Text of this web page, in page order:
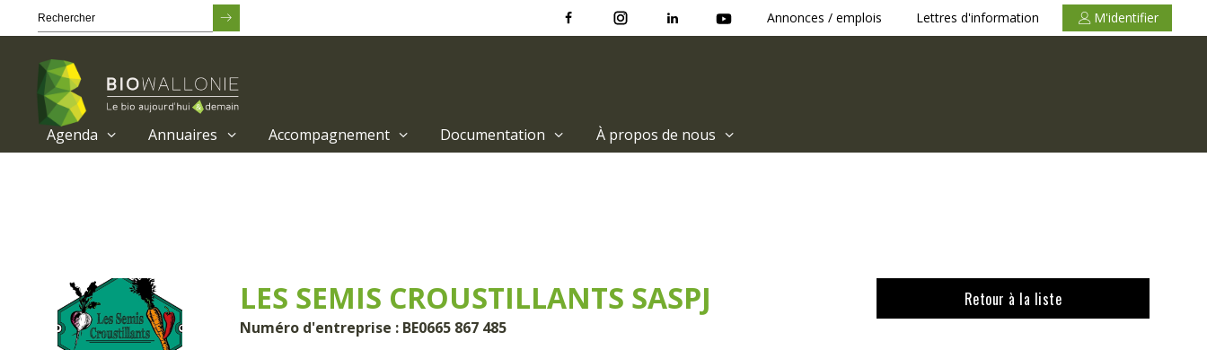
Annonces / emplois Lettres d'information M'identifier
Agenda Annuaires Accompagnement Documentation À propos de nous
LES SEMIS CROUSTILLANTS SASPJ
Numéro d'entreprise : BE0665 867 485
Retour à la liste